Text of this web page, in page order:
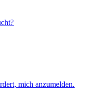
mich anzumelden.